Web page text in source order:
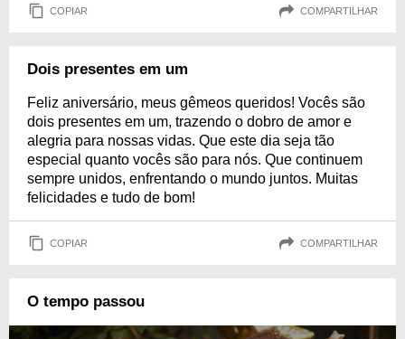
COPIAR COMPARTILHAR
Dois presentes em um
Feliz aniversário, meus gêmeos queridos! Vocês são
dois presentes em um, trazendo o dobro de amor e
alegria para nossas vidas. Que este dia seja tão
especial quanto vocês são para nós. Que continuem
sempre unidos, enfrentando o mundo juntos. Muitas
felicidades e tudo de bom!
COPIAR COMPARTILHAR
O tempo passou